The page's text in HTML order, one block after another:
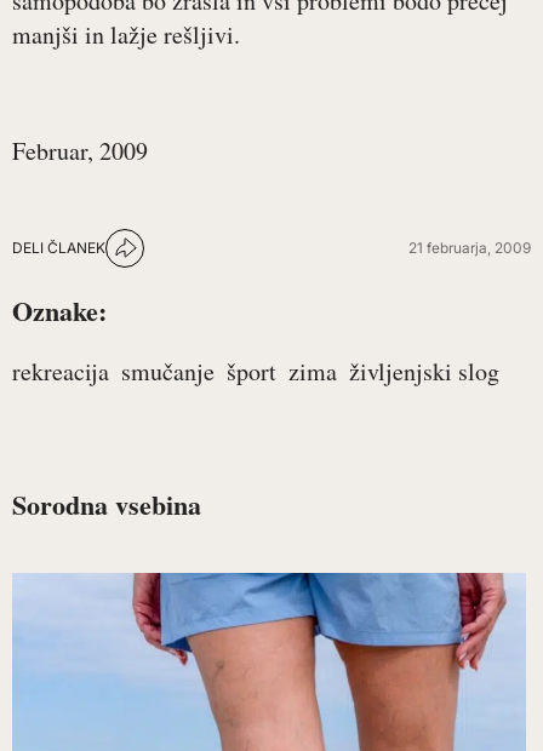
manjši in lažje rešljivi.
Februar, 2009
DELI ČLANEK 21 februarja, 2009
Oznake:
rekreacija smučanje šport zima življenjski slog
Sorodna vsebina